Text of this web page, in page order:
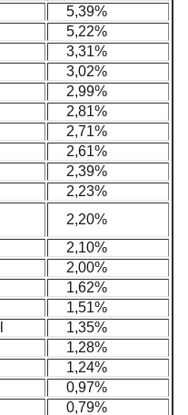
5,39%
5,22%
3,31%
3,02%
2,99%
2,81%
2,71%
2,61%
2,39%
2,23%
2,20%
2,10%
2,00%
1,62%
1,51%
1,35%
1,28%
1,24%
0,97%
0,79%